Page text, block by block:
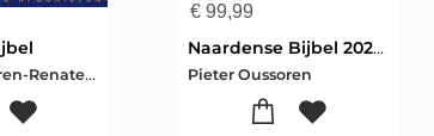
Pieter Oussoren-Renate Dekker
€99,99
Naardense Bijbel 2024, Woestijngoud
Pieter Oussoren